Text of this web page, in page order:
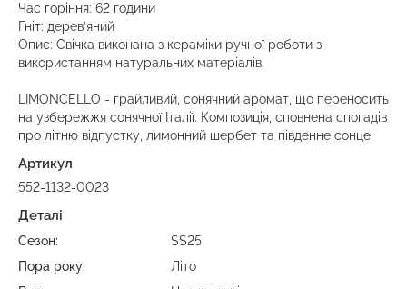
Час горіння: 62 години
Гніт: дерев’яний
Опис: Свічка виконана з кераміки ручної роботи з
використанням натуральних матеріалів.
LIMONCELLO - грайливий, сонячний аромат, що переносить
на узбережжя сонячної Італії. Композиція, сповнена спогадів
про літню відпустку, лимонний шербет та південне сонце
Артикул
552-1132-0023
Деталі
Сезон:
SS25
Пора року:
Літо